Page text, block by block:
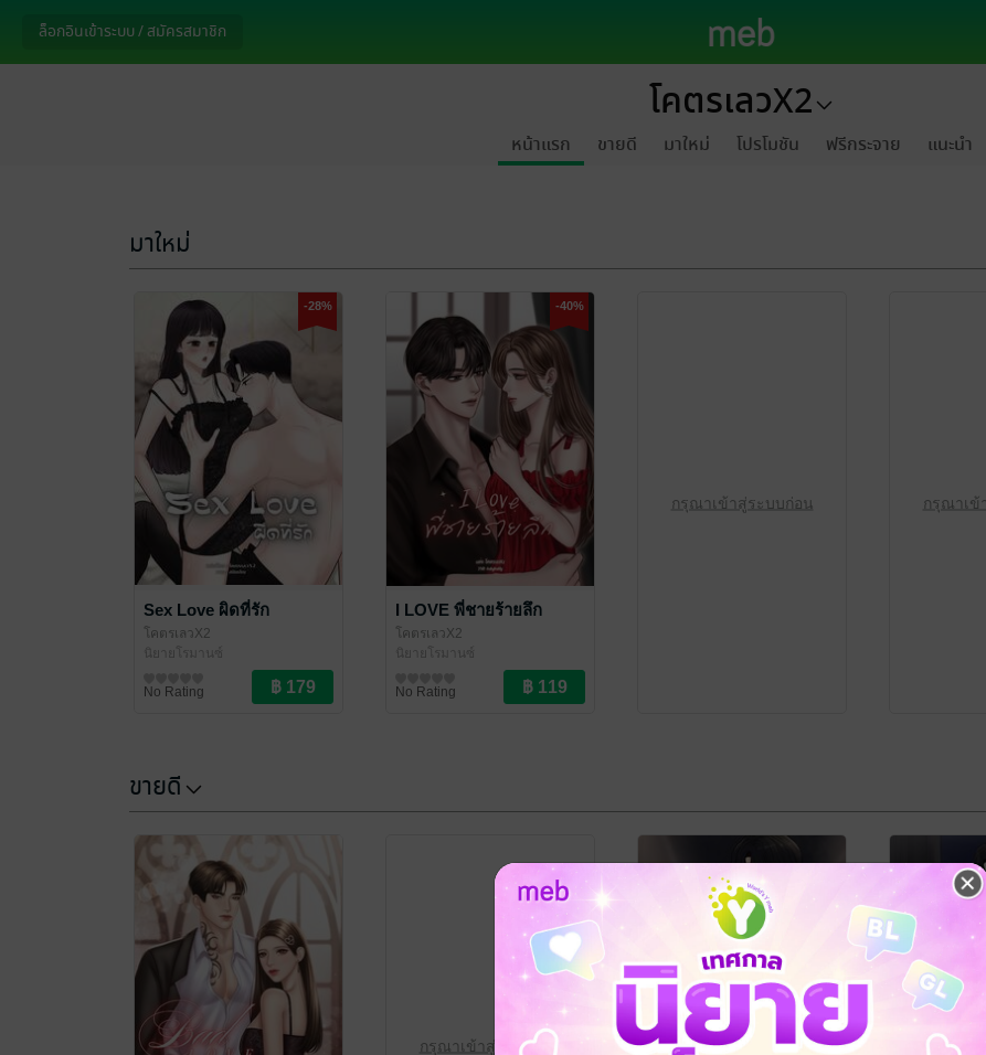
ล็อกอินเข้าระบบ / สมัครสมาชิก
โคตรเลวX2
หน้าแรก ขายดี มาใหม่ โปรโมชัน ฟรีกระจาย แนะนำ
มาใหม่
-28%
Sex Love ผิดที่รัก
โคตรเลวX2
นิยายโรมานซ์
No Rating
-40%
I LOVE พี่ชายร้ายลึก
โคตรเลวX2
นิยายโรมานซ์
No Rating
กรุณาเข้าสู่ระบบก่อน กรุณาเข้
ขายดี
กรุณาเข้าสู่ระบบก่อน